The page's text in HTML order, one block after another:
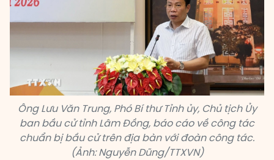
Ông Lưu Văn Trung, Phó Bí thư Tỉnh ủy, Chủ tịch Ủy
ban bầu cử tỉnh Lâm Đồng, báo cáo về công tác
chuẩn bị bầu cử trên địa bàn với đoàn công tác.
(Ảnh: Nguyễn Dũng/TTXVN)